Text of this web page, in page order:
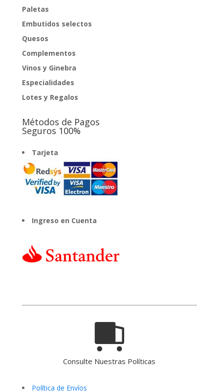
Paletas
Embutidos selectos
Quesos
Complementos
Vinos y Ginebra
Especialidades
Lotes y Regalos
Métodos de Pagos
Seguros 100%
Tarjeta
Ingreso en Cuenta
Consulte Nuestras Políticas
Política de Envíos